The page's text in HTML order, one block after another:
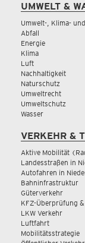
UMWELT &
Umwelt-, Klima-
Abfall
Energie
Klima
Luft
Nachhaltigkeit
Naturschutz
Umweltrecht
Umweltschutz
Wasser
VERKEHR &
Aktive Mobilität
Landesstraßen in
Autofahren in
Bahninfrastruktur
Güterverkehr
KFZ-Überprüfung
LKW Verkehr
Luftfahrt
Mobilitätsstrategie